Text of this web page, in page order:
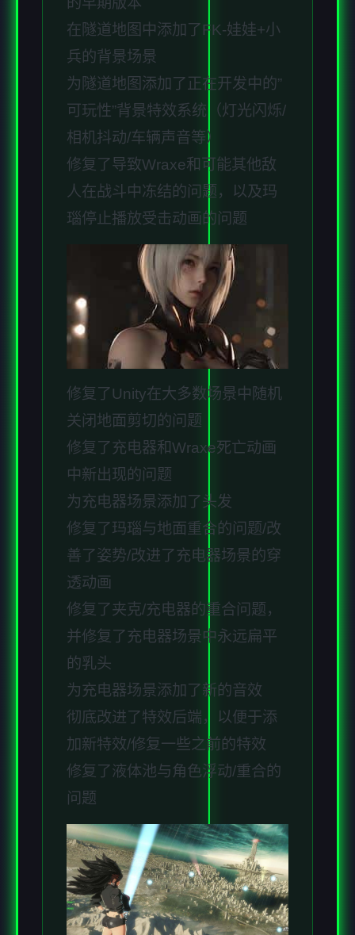
在隧道地图中添加了FK-娃娃+小
兵的背景场景
为隧道地图添加了正在开发中的”
可玩性”背景特效系统（灯光闪烁/
相机抖动/车辆声音等）
修复了导致Wraxe和可能其他敌
人在战斗中冻结的问题，以及玛
瑙停止播放受击动画的问题
修复了Unity在大多数场景中随机
关闭地面剪切的问题
修复了充电器和Wraxe死亡动画
中新出现的问题
为充电器场景添加了头发
修复了玛瑙与地面重合的问题/改
善了姿势/改进了充电器场景的穿
透动画
修复了夹克/充电器的重合问题，
并修复了充电器场景中永远扁平
的乳头
为充电器场景添加了新的音效
彻底改进了特效后端，以便于添
加新特效/修复一些之前的特效
修复了液体池与角色浮动/重合的
问题